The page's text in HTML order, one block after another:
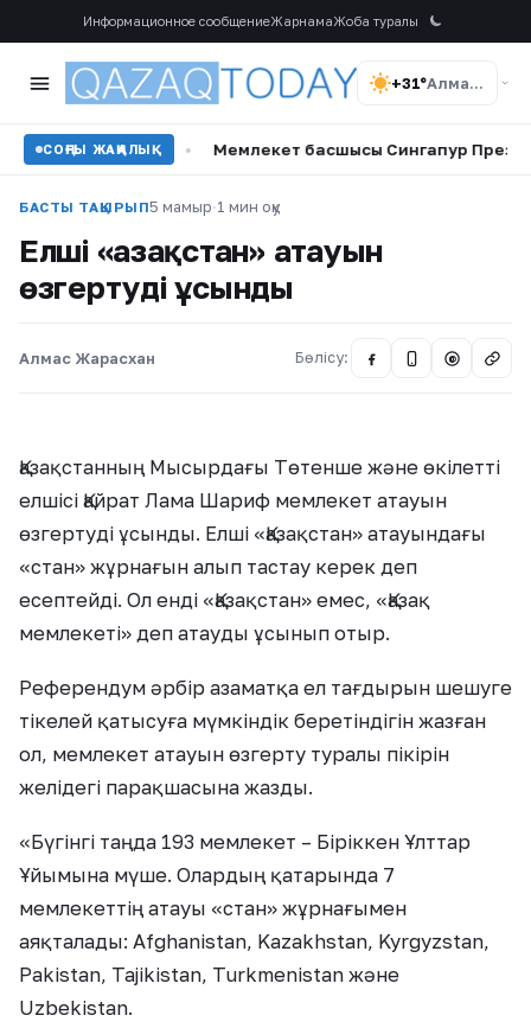
Информационное сообщениеЖарнамаЖоба туралы
+31° Алматы
СОҢҒЫ ЖАҢАЛЫҚ
• Мемлекет басшысы Сингапур Президентін
БАСТЫ ТАҚЫРЫП5 мамыр·1 мин оқу
Елші «Қазақстан» атауын
өзгертуді ұсынды
Алмас Жарасхан Бөлісу: @
Қазақстанның Мысырдағы Төтенше және өкілетті
елшісі Қайрат Лама Шариф мемлекет атауын
өзгертуді ұсынды. Елші «Қазақстан» атауындағы
«стан» жұрнағын алып тастау керек деп
есептейді. Ол енді «Қазақстан» емес, «Қазақ
мемлекеті» деп атауды ұсынып отыр.
Референдум әрбір азаматқа ел тағдырын шешуге
тікелей қатысуға мүмкіндік беретіндігін жазған
ол, мемлекет атауын өзгерту туралы пікірін
желідегі парақшасына жазды.
«Бүгінгі таңда 193 мемлекет – Біріккен Ұлттар
Ұйымына мүше. Олардың қатарында 7
мемлекеттің атауы «стан» жұрнағымен
аяқталады: Afghanistan, Kazakhstan, Kyrgyzstan,
Pakistan, Tajikistan, Turkmenistan және
Uzbekistan.